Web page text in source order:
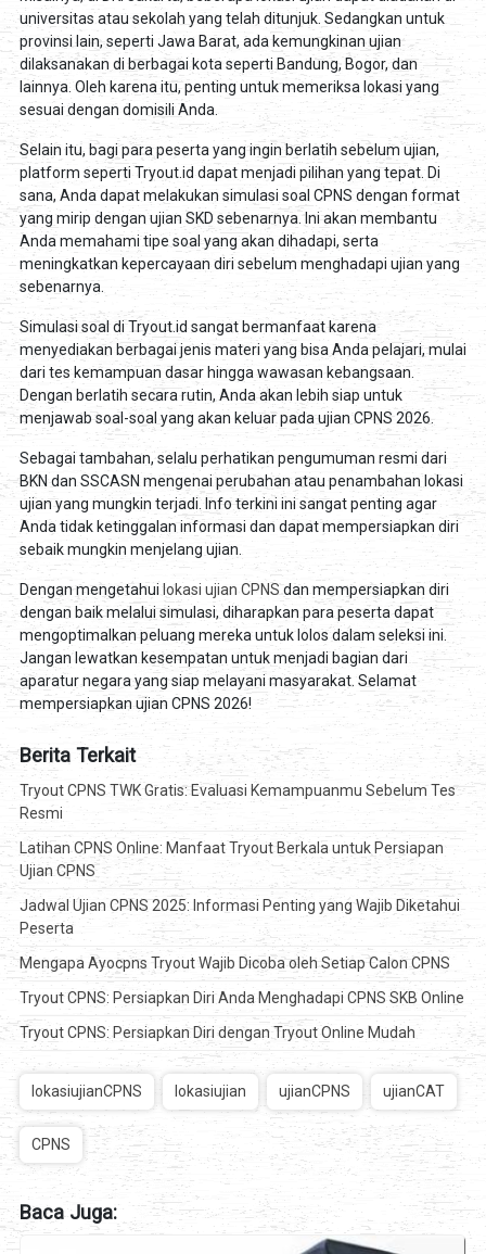
universitas atau sekolah yang telah ditunjuk. Sedangkan untuk
provinsi lain, seperti Jawa Barat, ada kemungkinan ujian
dilaksanakan di berbagai kota seperti Bandung, Bogor, dan
lainnya. Oleh karena itu, penting untuk memeriksa lokasi yang
sesuai dengan domisili Anda.
Selain itu, bagi para peserta yang ingin berlatih sebelum ujian,
platform seperti Tryout.id dapat menjadi pilihan yang tepat. Di
sana, Anda dapat melakukan simulasi soal CPNS dengan format
yang mirip dengan ujian SKD sebenarnya. Ini akan membantu
Anda memahami tipe soal yang akan dihadapi, serta
meningkatkan kepercayaan diri sebelum menghadapi ujian yang
sebenarnya.
Simulasi soal di Tryout.id sangat bermanfaat karena
menyediakan berbagai jenis materi yang bisa Anda pelajari, mulai
dari tes kemampuan dasar hingga wawasan kebangsaan.
Dengan berlatih secara rutin, Anda akan lebih siap untuk
menjawab soal-soal yang akan keluar pada ujian CPNS 2026.
Sebagai tambahan, selalu perhatikan pengumuman resmi dari
BKN dan SSCASN mengenai perubahan atau penambahan lokasi
ujian yang mungkin terjadi. Info terkini ini sangat penting agar
Anda tidak ketinggalan informasi dan dapat mempersiapkan diri
sebaik mungkin menjelang ujian.
Dengan mengetahui lokasi ujian CPNS dan mempersiapkan diri
dengan baik melalui simulasi, diharapkan para peserta dapat
mengoptimalkan peluang mereka untuk lolos dalam seleksi ini.
Jangan lewatkan kesempatan untuk menjadi bagian dari
aparatur negara yang siap melayani masyarakat. Selamat
mempersiapkan ujian CPNS 2026!
Berita Terkait
Tryout CPNS TWK Gratis: Evaluasi Kemampuanmu Sebelum Tes
Resmi
Latihan CPNS Online: Manfaat Tryout Berkala untuk Persiapan
Ujian CPNS
Jadwal Ujian CPNS 2025: Informasi Penting yang Wajib Diketahui
Peserta
Mengapa Ayocpns Tryout Wajib Dicoba oleh Setiap Calon CPNS
Tryout CPNS: Persiapkan Diri Anda Menghadapi CPNS SKB Online
Tryout CPNS: Persiapkan Diri dengan Tryout Online Mudah
lokasiujianCPNS lokasiujian ujianCPNS ujianCAT
CPNS
Baca Juga: